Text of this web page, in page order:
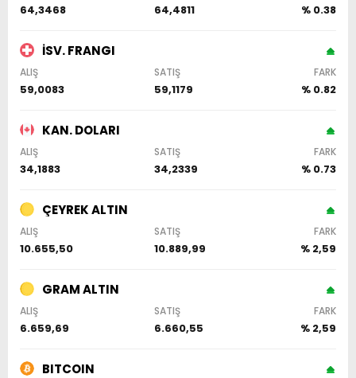
64,3468 64,4811 % 0.38
İSV. FRANGI
ALIŞ SATIŞ FARK
59,0083 59,1179 % 0.82
KAN. DOLARI
ALIŞ SATIŞ FARK
34,1883 34,2339 % 0.73
ÇEYREK ALTIN
ALIŞ SATIŞ FARK
10.655,50 10.889,99 % 2,59
GRAM ALTIN
ALIŞ SATIŞ FARK
6.659,69 6.660,55 % 2,59
BITCOIN